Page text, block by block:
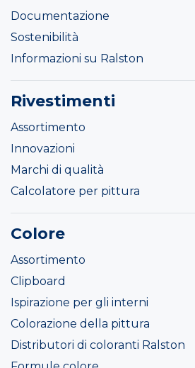
Documentazione
Sostenibilità
Informazioni su Ralston
Rivestimenti
Assortimento
Innovazioni
Marchi di qualità
Calcolatore per pittura
Colore
Assortimento
Clipboard
Ispirazione per gli interni
Colorazione della pittura
Distributori di coloranti Ralston